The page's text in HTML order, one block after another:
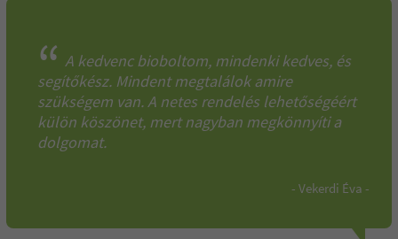
“ A kedvenc bioboltom, mindenki kedves, és
segítőkész. Mindent megtalálok amire
szükségem van. A netes rendelés lehetőségéért
külön köszönet, mert nagyban megkönnyíti a
dolgomat.
- Vekerdi Éva -